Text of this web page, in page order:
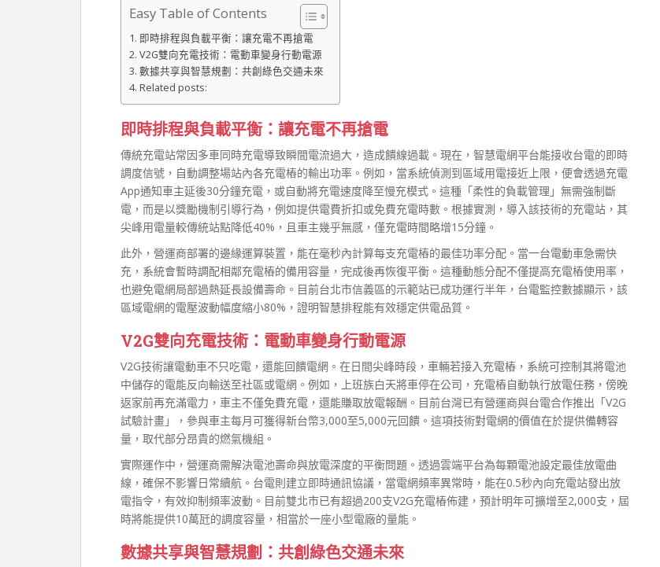
Easy Table of Contents
即時排程與負載平衡：讓充電不再搶電
V2G雙向充電技術：電動車變身行動電源
數據共享與智慧規劃：共創綠色交通未來
Related posts:
即時排程與負載平衡：讓充電不再搶電
傳統充電站常因多車同時充電導致瞬間電流過大，造成饋線過載。現在，智慧電網平台能接收台電的即時
調度信號，自動調整場站內各充電樁的輸出功率。例如，當系統偵測到區域用電接近上限，便會透過充電
App通知車主延後30分鐘充電，或自動將充電速度降至慢充模式。這種「柔性的負載管理」無需強制斷
電，而是以獎勵機制引導行為，例如提供電費折扣或免費充電時數。根據實測，導入該技術的充電站，其
尖峰用電量較傳統站點降低40%，且車主幾乎無感，僅充電時間略增15分鐘。
此外，營運商部署的邊緣運算裝置，能在毫秒內計算每支充電樁的最佳功率分配。當一台電動車急需快
充，系統會暫時調配相鄰充電樁的備用容量，完成後再恢復平衡。這種動態分配不僅提高充電樁使用率，
也避免電網局部過熱延長設備壽命。目前台北市信義區的示範站已成功運行半年，台電監控數據顯示，該
區域電網的電壓波動幅度縮小80%，證明智慧排程能有效穩定供電品質。
V2G雙向充電技術：電動車變身行動電源
V2G技術讓電動車不只吃電，還能回饋電網。在日間尖峰時段，車輛若接入充電樁，系統可控制其將電池
中儲存的電能反向輸送至社區或電網。例如，上班族白天將車停在公司，充電樁自動執行放電任務，傍晚
返家前再充滿電力，車主不僅免費充電，還能賺取放電報酬。目前台灣已有營運商與台電合作推出「V2G
試驗計畫」，參與車主每月可獲得新台幣3,000至5,000元回饋。這項技術對電網的價值在於提供備轉容
量，取代部分昂貴的燃氣機組。
實際運作中，營運商需解決電池壽命與放電深度的平衡問題。透過雲端平台為每顆電池設定最佳放電曲
線，確保不影響日常續航。台電則建立即時通訊協議，當電網頻率異常時，能在0.5秒內向充電站發出放
電指令，有效抑制頻率波動。目前雙北市已有超過200支V2G充電樁佈建，預計明年可擴增至2,000支，屆
時將能提供10萬瓩的調度容量，相當於一座小型電廠的量能。
數據共享與智慧規劃：共創綠色交通未來